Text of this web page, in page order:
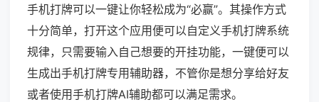
手机打牌可以一键让你轻松成为“必赢”。其操作方式
十分简单，打开这个应用便可以自定义手机打牌系统
规律，只需要输入自己想要的开挂功能，一键便可以
生成出手机打牌专用辅助器，不管你是想分享给好友
或者使用手机打牌AI辅助都可以满足需求。